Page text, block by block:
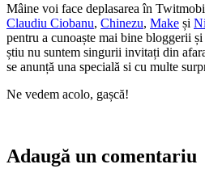
Mâine voi face deplasarea în
Claudiu Ciobanu, Chinezu, Make și
pentru a cunoaște mai bine bloggerii
știu nu suntem singurii invitați din
se anunță una specială si cu multe
Ne vedem acolo, gașcă!
Adaugă un comentariu